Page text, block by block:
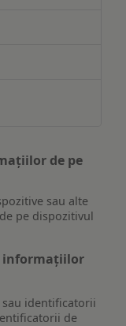
de pe
sau alte
pe dispozitivul
informațiilor
identificatorii
de